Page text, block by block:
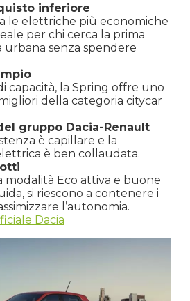
inferiore
le elettriche più economiche
per chi cerca la prima
senza spendere
capacità, la Spring offre uno
della categoria citycar
gruppo Dacia-Renault
è capillare e la
è ben collaudata.
modalità Eco attiva e buone
si riescono a contenere i
l’autonomia.
Dacia